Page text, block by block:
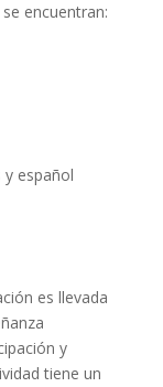
encuentran:
español
es llevada
y
tiene un